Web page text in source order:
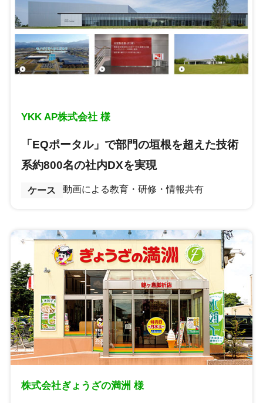
YKK AP株式会社 様
「EQポータル」で部門の垣根を超えた技術
系約800名の社内DXを実現
ケース 動画による教育・研修・情報共有
株式会社ぎょうざの満洲 様